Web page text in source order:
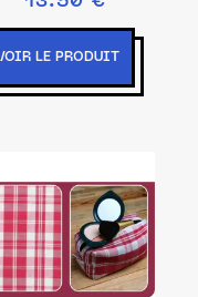
LE PRODUIT